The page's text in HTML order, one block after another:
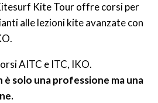
Kite Tour offre corsi per
alle lezioni kite avanzate con
AITC e ITC, IKO.
solo una professione ma una